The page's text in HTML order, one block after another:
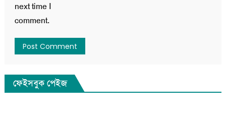
next time I
comment.
ফেইসবুক পেইজ